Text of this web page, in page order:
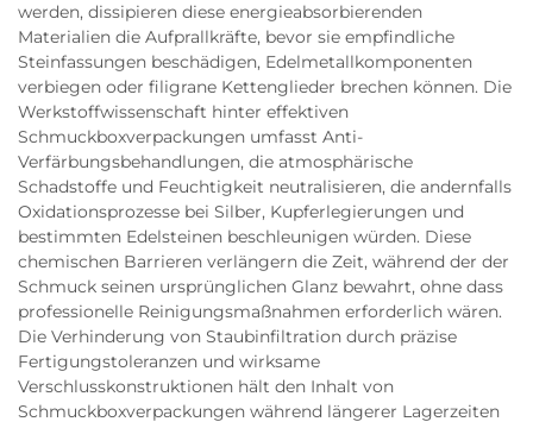
werden, dissipieren diese energieabsorbierenden
Materialien die Aufprallkräfte, bevor sie empfindliche
Steinfassungen beschädigen, Edelmetallkomponenten
verbiegen oder filigrane Kettenglieder brechen können. Die
Werkstoffwissenschaft hinter effektiven
Schmuckboxverpackungen umfasst Anti-
Verfärbungsbehandlungen, die atmosphärische
Schadstoffe und Feuchtigkeit neutralisieren, die andernfalls
Oxidationsprozesse bei Silber, Kupferlegierungen und
bestimmten Edelsteinen beschleunigen würden. Diese
chemischen Barrieren verlängern die Zeit, während der der
Schmuck seinen ursprünglichen Glanz bewahrt, ohne dass
professionelle Reinigungsmaßnahmen erforderlich wären.
Die Verhinderung von Staubinfiltration durch präzise
Fertigungstoleranzen und wirksame
Verschlusskonstruktionen hält den Inhalt von
Schmuckboxverpackungen während längerer Lagerzeiten